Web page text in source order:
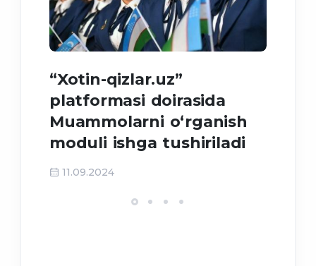
“Xotin-qizlar.uz”
platformasi doirasida
Muammolarni o‘rganish
moduli ishga tushiriladi
11.09.2024